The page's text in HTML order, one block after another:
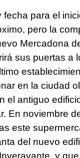
fecha para el
pero la
Mercadona
sus puertas a
en la ciudad
el antiguo
En noviembre
este
del nuevo